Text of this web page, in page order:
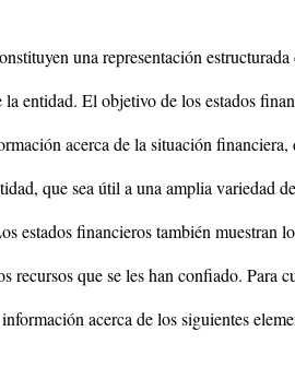
una representación
entidad. El objetivo de los estados
acerca de la situación
que sea útil a una amplia variedad
estados financieros también muestran
recursos que se les han confiado. Para
acerca de los siguientes